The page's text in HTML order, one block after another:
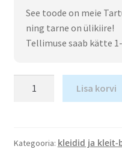
See toode on meie
ning tarne on ülikiire!
Tellimuse saab kätte
Lisa korvi
Kategooria: kleidid ja kleit-